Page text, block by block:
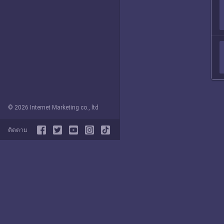
© 2026 Internet Marketing co., ltd
ติดตาม